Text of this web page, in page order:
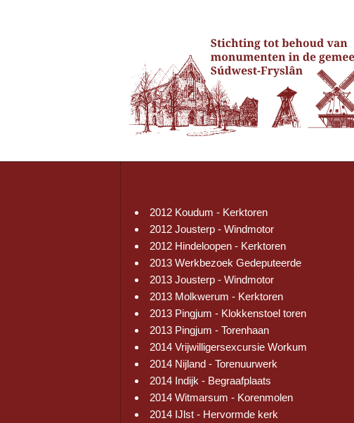
2012 Koudum - Kerktoren
2012 Jousterp - Windmotor
2012 Hindeloopen - Kerktoren
2013 Werkbezoek Gedeputeerde
2013 Jousterp - Windmotor
2013 Molkwerum - Kerktoren
2013 Pingjum - Klokkenstoel toren
2013 Pingjum - Torenhaan
2014 Vrijwilligersexcursie Workum
2014 Nijland - Torenuurwerk
2014 Indijk - Begraafplaats
2014 Witmarsum - Korenmolen
2014 IJlst - Hervormde kerk